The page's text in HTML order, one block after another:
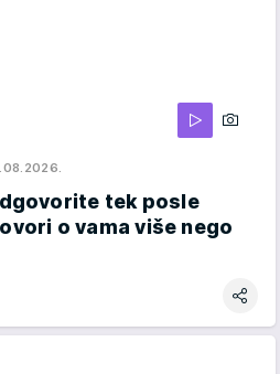
tek posle
o vama više nego